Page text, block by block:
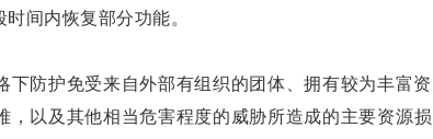
间内恢复部分功能。
下防护免受来自外部有组织的团体、拥有较为丰富资
以及其他相当危害程度的威胁所造成的主要资源损